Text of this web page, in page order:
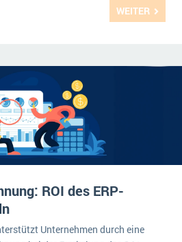
WEITER
ROI des ERP-
Unternehmen durch eine